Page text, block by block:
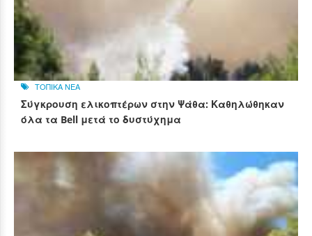
ΤΟΠΙΚΑ ΝΕΑ
Σύγκρουση ελικοπτέρων στην Ψάθα: Καθηλώθηκαν
όλα τα Bell μετά το δυστύχημα